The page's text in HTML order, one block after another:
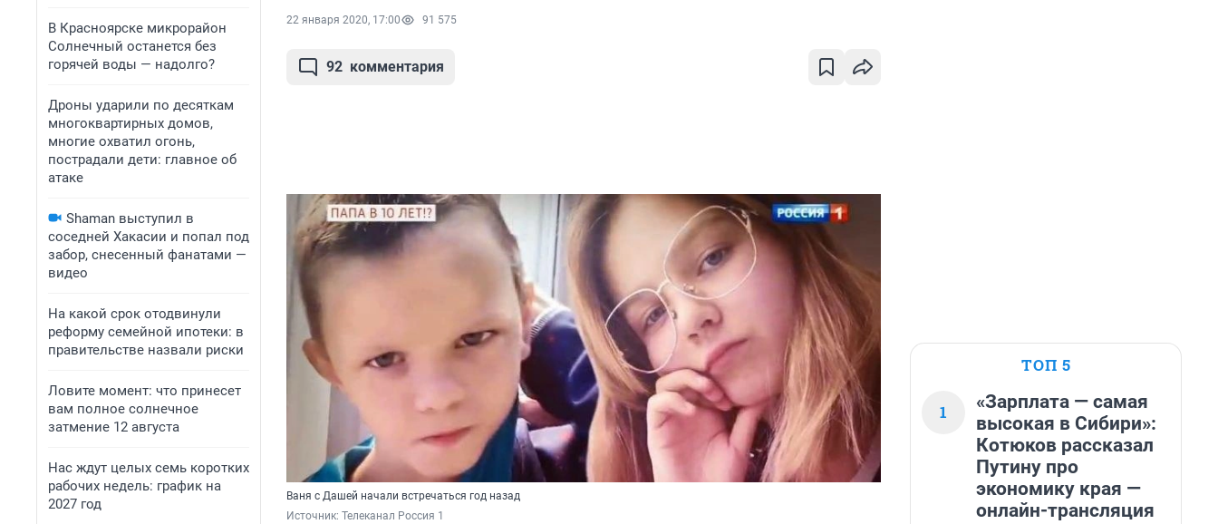
В Красноярске микрорайон
Солнечный останется без
горячей воды — надолго?
Дроны ударили по десяткам
многоквартирных домов,
многие охватил огонь,
пострадали дети: главное об
атаке
Shaman выступил в
соседней Хакасии и попал под
забор, снесенный фанатами —
видео
На какой срок отодвинули
реформу семейной ипотеки: в
правительстве назвали риски
Ловите момент: что принесет
вам полное солнечное
затмение 12 августа
Нас ждут целых семь коротких
рабочих недель: график на
2027 год
22 января 2020, 17:00 91 575
92 комментария
Ваня с Дашей начали встречаться год назад
Источник: Телеканал Россия 1
ТОП 5
1
«Зарплата — самая
высокая в Сибири»:
Котюков рассказал
Путину про
экономику края —
онлайн-трансляция